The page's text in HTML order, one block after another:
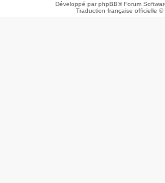
Développé parphpBB® Forum
Traduction française officielle ©